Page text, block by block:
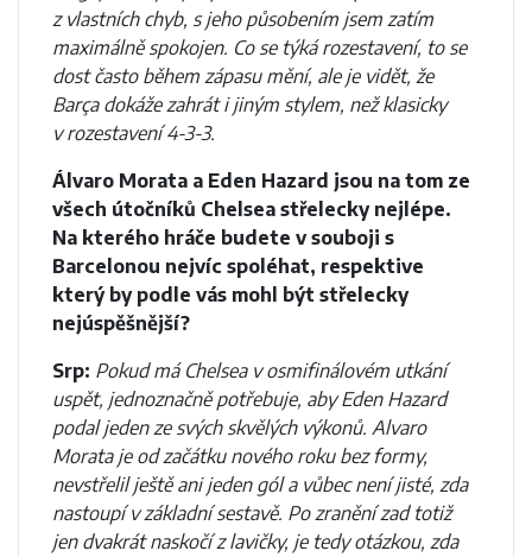
z vlastních chyb, s jeho působením jsem zatím
maximálně spokojen. Co se týká rozestavení, to se
dost často během zápasu mění, ale je vidět, že
Barça dokáže zahrát i jiným stylem, než klasicky
v rozestavení 4-3-3.
Álvaro Morata a Eden Hazard jsou na tom ze
všech útočníků Chelsea střelecky nejlépe.
Na kterého hráče budete v souboji s
Barcelonou nejvíc spoléhat, respektive
který by podle vás mohl být střelecky
nejúspěšnější?
Srp: Pokud má Chelsea v osmifinálovém utkání
uspět, jednoznačně potřebuje, aby Eden Hazard
podal jeden ze svých skvělých výkonů. Alvaro
Morata je od začátku nového roku bez formy,
nevstřelil ještě ani jeden gól a vůbec není jisté, zda
nastoupí v základní sestavě. Po zranění zad totiž
jen dvakrát naskočí z lavičky, je tedy otázkou, zda